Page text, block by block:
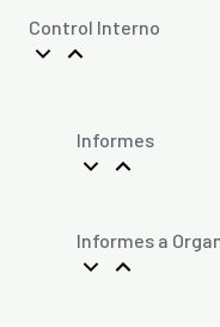
Control Interno
Informes
Informes a